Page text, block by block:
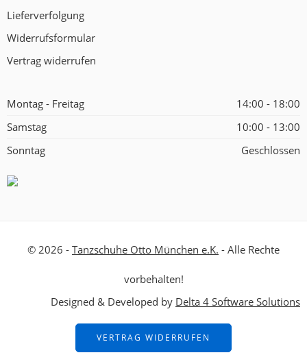
Lieferverfolgung
Widerrufsformular
Vertrag widerrufen
Montag - Freitag
14:00 - 18:00
Samstag
10:00 - 13:00
Sonntag
Geschlossen
© 2026 - Tanzschuhe Otto München e.K. - Alle Rechte
vorbehalten!
Designed & Developed by Delta 4 Software Solutions
VERTRAG WIDERRUFEN